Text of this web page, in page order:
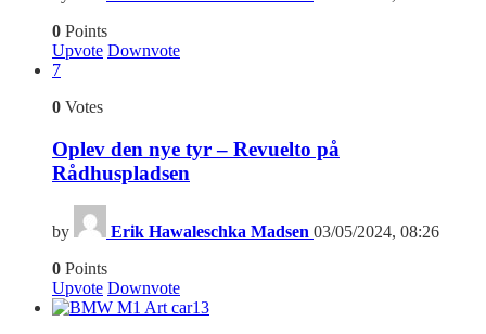
0 Points
Upvote Downvote
7
0 Votes
Oplev den nye tyr – Revuelto på
Rådhuspladsen
by Erik Hawaleschka Madsen 03/05/2024, 08:26
0 Points
Upvote Downvote
13